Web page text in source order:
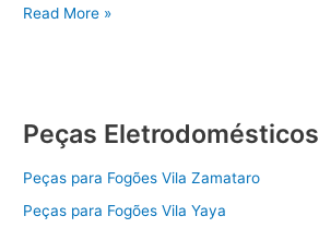
Peças
Read More »
Peças Eletrodomésticos
Peças para Fogões Vila Zamataro
Peças para Fogões Vila Yaya